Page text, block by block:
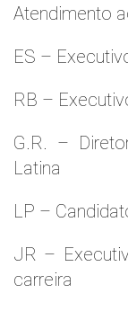
Atendimento
ES –
RB –
G.R. –
Latina
LP –
JR –
carreira